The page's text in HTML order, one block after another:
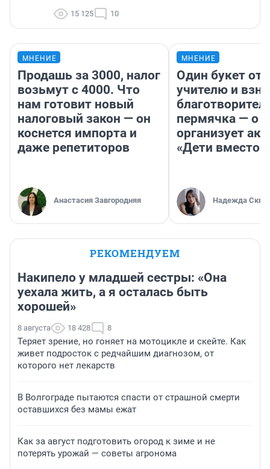
15 125 10
МНЕНИЕ
Продашь за 3000, налог
возьмут с 4000. Что
нам готовит новый
налоговый закон — он
коснется импорта и
даже репетиторов
Анастасия Завгородняя
МНЕНИЕ
Один букет от
учителю и
пермячка — о
организует
«Дети вместо
Надежда
РЕКОМЕНДУЕМ
Накипело у младшей сестры: «Она
уехала жить, а я осталась быть
хорошей»
8 августа 18 428 8
Теряет зрение, но гоняет на мотоцикле и скейте. Как
живет подросток с редчайшим диагнозом, от
которого нет лекарств
В Волгограде пытаются спасти от страшной смерти
оставшихся без мамы ежат
Как за август подготовить огород к зиме и не
потерять урожай — советы агронома